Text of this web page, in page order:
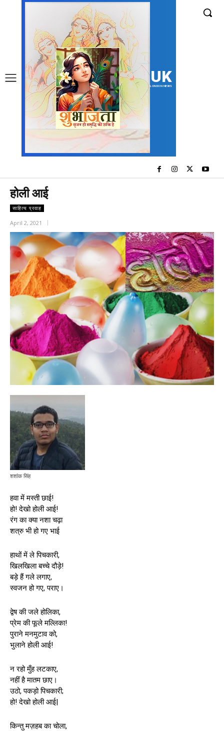
UK
LONDON NEWS
होली आई
साहित्य प्रवाह
April 2, 2021
शशांक सिंह
हवा में मस्ती छाई!
हो! देखो होली आई!
रंग का क्या नशा चढ़ा
शत्रु भी हो गए भाई
हाथों में ले पिचकारी,
खिलखिला बच्चे दौड़े!
बड़े हैं गले लगाए,
स्वजन हो गए, पराए।
द्वेष की जले होलिका,
प्रेम की फूले मल्लिका!
पुराने मनमुटाव को,
भुलाने होली आई!
न रहो मुँह लटकाए,
नहीं है मातम छाए।
उठो, पकड़ो पिचकारी;
हो! देखो होली आई|
किन्तु मज़हब का चोला,